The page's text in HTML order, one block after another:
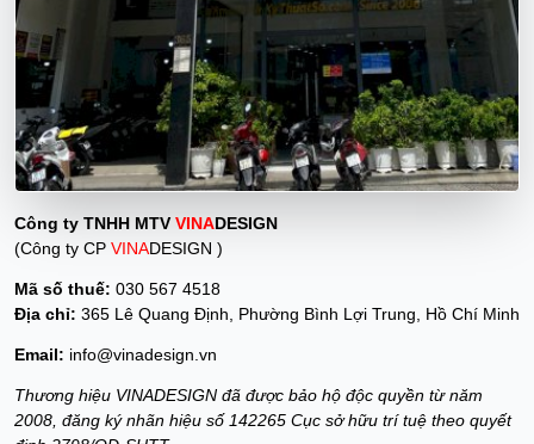
Công ty TNHH MTVVINADESIGN
(Công ty CP VINADESIGN )
Mã số thuế: 030 567 4518
Địa chỉ: 365 Lê Quang Định, Phường Bình Lợi Trung, Hồ Chí Minh
Email: info@vinadesign.vn
Thương hiệu VINADESIGN đã được bảo hộ độc quyền từ năm
2008, đăng ký nhãn hiệu số 142265 Cục sở hữu trí tuệ theo quyết